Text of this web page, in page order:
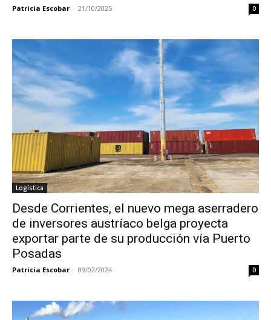
Patricia Escobar - 21/10/2025 0
Logística
Desde Corrientes, el nuevo mega aserradero
de inversores austríaco belga proyecta
exportar parte de su producción vía Puerto
Posadas
Patricia Escobar - 09/02/2024 0